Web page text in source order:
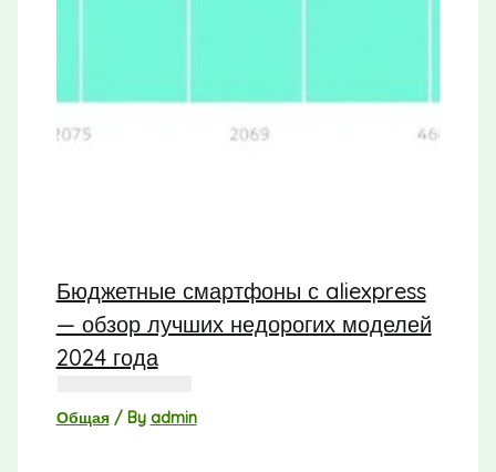
Бюджетные смартфоны с aliexpress
— обзор лучших недорогих моделей
2024 года
Общая/ By admin